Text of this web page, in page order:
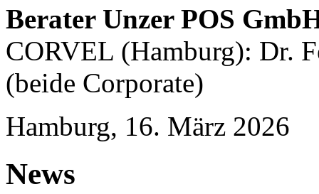
Berater Unzer POS
CORVEL (Hamburg): Dr.
(beide Corporate)
Hamburg, 16. März 2026
News